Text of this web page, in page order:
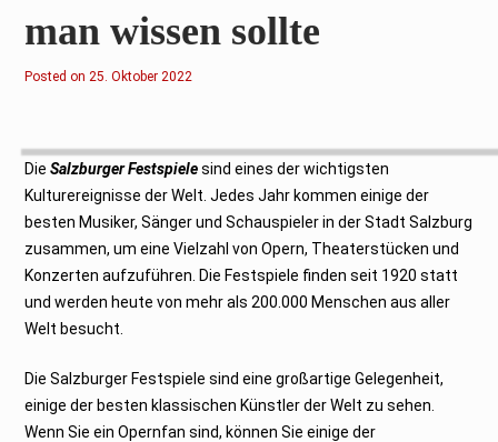
man wissen sollte
Posted on2
t
o
b
e
r
2
2
25. Oktober 2022
DieSalzburger Festspielesind eines der wichtigsten
Kulturereignisse der Welt. Jedes Jahr kommen einige der
besten Musiker, Sänger und Schauspieler in der Stadt Salzburg
zusammen, um eine Vielzahl von Opern, Theaterstücken und
Konzerten aufzuführen. Die Festspiele finden seit 1920 statt
und werden heute von mehr als 200.000 Menschen aus aller
Welt besucht.
Die Salzburger Festspiele sind eine großartige Gelegenheit,
einige der besten klassischen Künstler der Welt zu sehen.
Wenn Sie ein Opernfan sind, können Sie einige der